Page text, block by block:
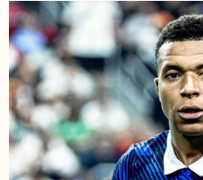
victoire 2-0 face au
Maroc, lors du quart de
finale de la Coupe du
monde de la FIFA 2026,
disputé au Boston
Stadium, à
Foxborough, le 9 juillet
2026. SPP / PsnewZ /
Bestimage